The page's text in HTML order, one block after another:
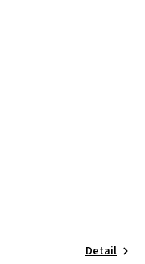
Detail